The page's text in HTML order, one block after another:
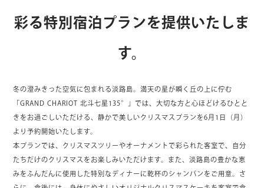
彩る特別宿泊プランを提供いたしま
す。
冬の澄みきった空気に包まれる淡路島。満天の星が瞬く丘の上に佇む
「GRAND CHARIOT 北斗七星135°」では、大切な方と心ほどけるひとと
きをお過ごしいただける、静かで美しいクリスマスプランを6月1日（月）
より予約開始いたします。
本プランでは、クリスマスツリーやオーナメントで彩られた客室で、自分
たちだけのクリスマスをお楽しみいただけます。また、淡路島の豊かな恵
みをふんだんに使用した特別なディナーに乾杯のシャンパンをご用意。さ